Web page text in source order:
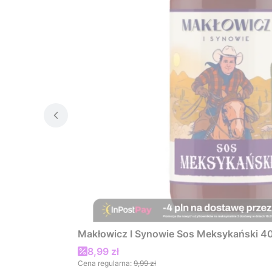
Makłowicz I Synowie Sos Meksykański
Cena promocyjna
8,99 zł
Cena regularna: 9,99 zł